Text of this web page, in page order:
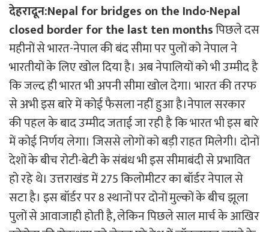
देहरादून:Nepal for bridges on the Indo-Nepal
closed border for the last ten monthsपिछले दस
महीनों से भारत-नेपाल की बंद सीमा पर पुलों को नेपाल ने
भारतीयों के लिए खोल दिया है। अब नेपालियों को भी उम्मीद है
कि जल्द ही भारत भी अपनी सीमा खोल देगा। भारत की तरफ
से अभी इस बारे में कोई फैसला नहीं हुआ है।नेपाल सरकार
की पहल के बाद उम्मीद जताई जा रही है कि भारत भी इस बारे
में कोई निर्णय लेगा। जिससे लोगों को बड़ी राहत मिलेगी। दोनों
देशों के बीच रोटी-बेटी के संबंध भी इस सीमाबंदी से प्रभावित
हो रहे थे। उत्तराखंड में 275 किलोमीटर का बॉर्डर नेपाल से
सटा है। इस बॉर्डर पर 8 स्थानों पर दोनों मुल्कों के बीच झूला
पुलों से आवाजाही होती है, लेकिन पिछले साल मार्च के आखिर